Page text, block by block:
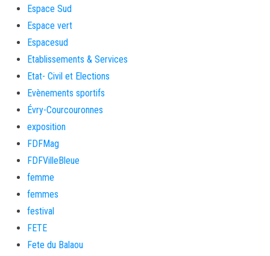
Espace Sud
Espace vert
Espacesud
Etablissements & Services
Etat- Civil et Elections
Evènements sportifs
Évry-Courcouronnes
exposition
FDFMag
FDFVilleBleue
femme
femmes
festival
FETE
Fete du Balaou